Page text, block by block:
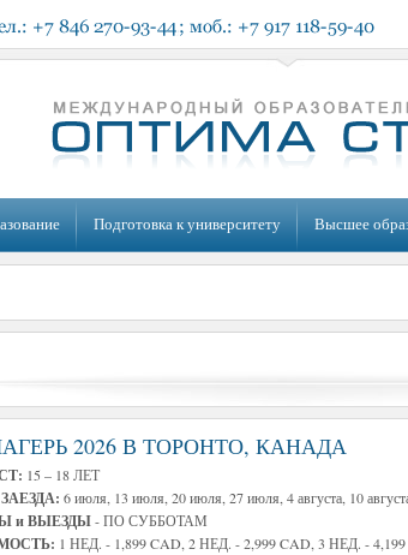
Подготовка к университету Высшее
2026 В ТОРОНТО, КАНАДА
15 – 18 ЛЕТ
6 июля, 13 июля, 20 июля, 27 июля, 4 августа, 10
и ВЫЕЗДЫ- ПО СУББОТАМ
1 НЕД. - 1,899 CAD, 2 НЕД. - 2,999 CAD, 3 НЕД. -